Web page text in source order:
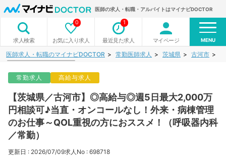
医師の求人・転職・アルバイトはマイナビDOCTOR
求人検索 お気に入り求人
0
最近見た求人
1
マイページ MENU
医師求人・転職のマイナビDOCTOR 常勤医師求人 茨城県 古河市
常勤求人 高給与求人
【茨城県／古河市】◎高給与◎週5日最大2,000万
円相談可♪当直・オンコールなし！外来・病棟管理
のお仕事～QOL重視の方におススメ！（呼吸器内科
／常勤）
更新日 : 2026/07/09求人No : 698718